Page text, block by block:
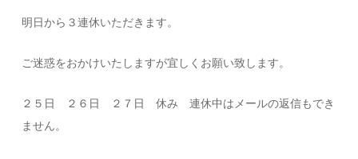
明日から３連休いただきます。
ご迷惑をおかけいたしますが宜しくお願い致します。
２５日 ２６日 ２７日 休み 連休中はメールの返信もでき
ません。